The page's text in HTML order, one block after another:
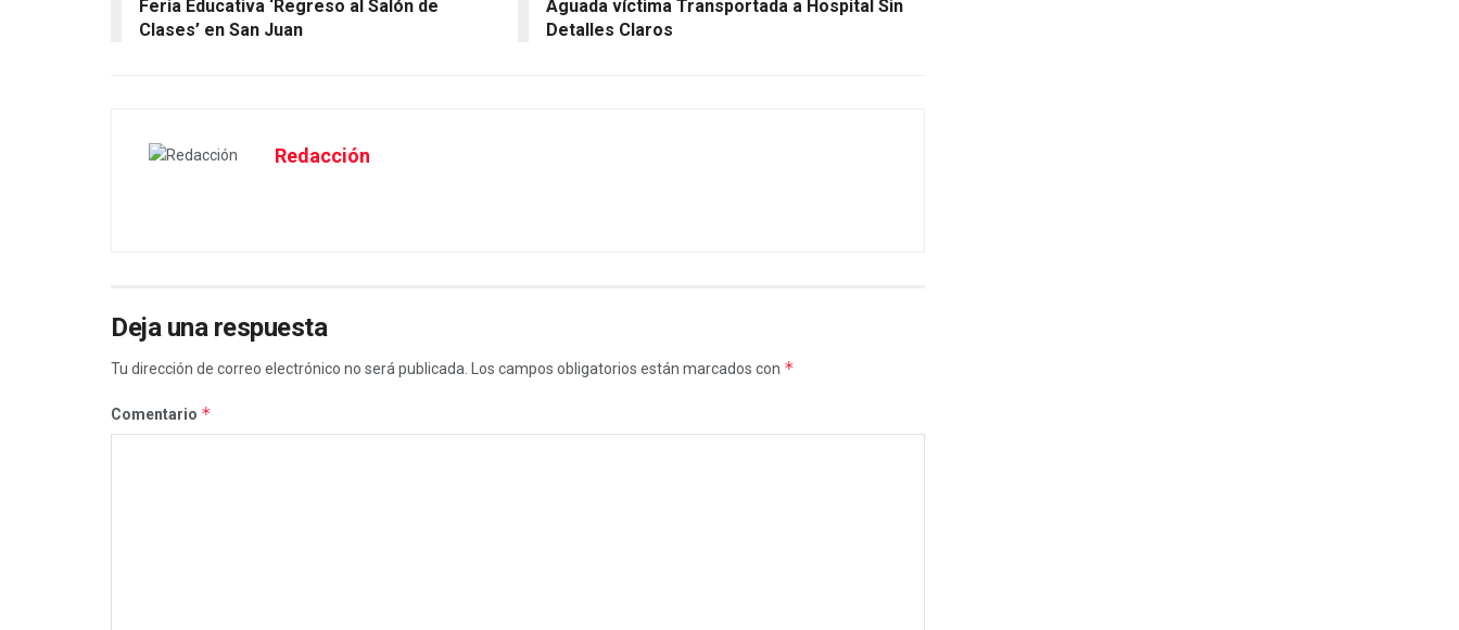
Feria Educativa ‘Regreso al Salón de
Clases’ en San Juan
Aguada víctima Transportada a Hospital Sin
Detalles Claros
Redacción
Deja una respuesta
Tu dirección de correo electrónico no será publicada. Los campos obligatorios están marcados con *
Comentario *